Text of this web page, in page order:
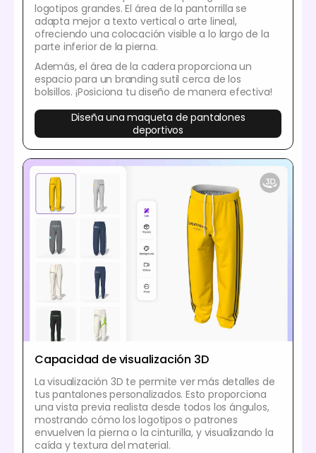
logotipos grandes. El área de la pantorrilla se
adapta mejor a texto vertical o arte lineal,
ofreciendo una colocación visible a lo largo de la
parte inferior de la pierna.
Además, el área de la cadera proporciona un
espacio para un branding sutil cerca de los
bolsillos. ¡Posiciona tu diseño de manera efectiva!
Diseña una maqueta de pantalones
deportivos
Capacidad de visualización 3D
La visualización 3D te permite ver más detalles de
tus pantalones personalizados. Esto proporciona
una vista previa realista desde todos los ángulos,
mostrando cómo los logotipos o patrones
envuelven la pierna o la cinturilla, y visualizando la
caída y textura del material.